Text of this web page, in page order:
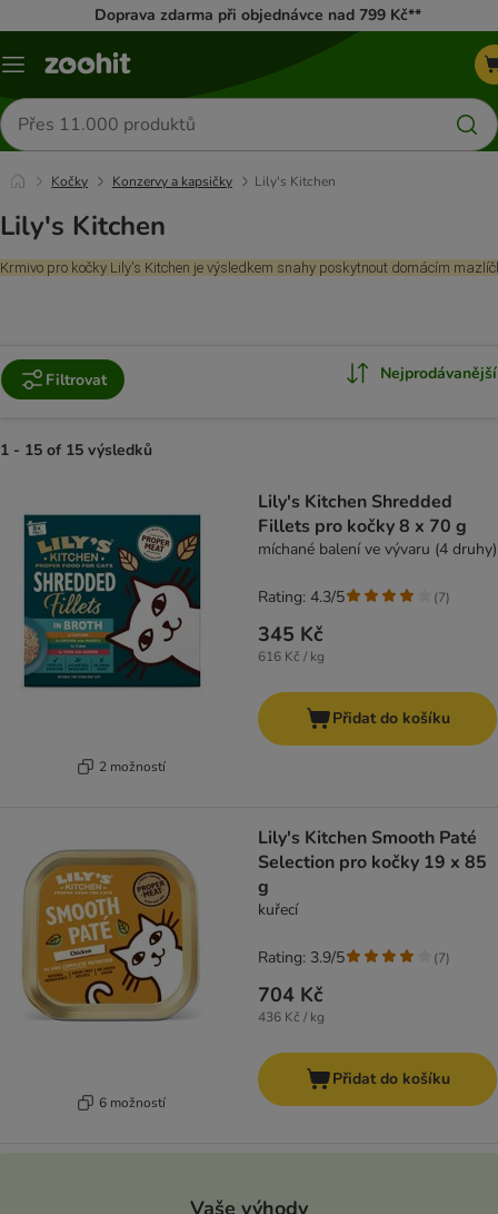
Doprava zdarma při objednávce nad 799 Kč**
Menu
Hledat
produkty
Kočky Konzervy a kapsičky Lily's Kitchen
Lily's Kitchen
Krmivo pro kočky Lily's Kitchen je výsledkem snahy poskytnout domácím
Filtrovat Nejprodávanější
1 - 15 of 15 výsledků
2 možností
Lily's Kitchen Shredded
Fillets pro kočky 8 x 70 g
míchané balení ve vývaru (4 druhy)
345 Kč
616 Kč / kg
Rating: 4.3/5 (7)
Přidat do košíku
6 možností
Lily's Kitchen Smooth Paté
Selection pro kočky 19 x 85
g
kuřecí
704 Kč
436 Kč / kg
Rating: 3.9/5 (7)
Přidat do košíku
Vaše výhody